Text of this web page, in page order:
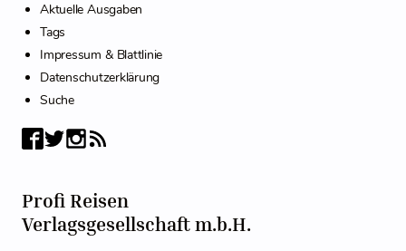
Aktuelle Ausgaben
Tags
Impressum & Blattlinie
Datenschutzerklärung
Suche
Profi Reisen
Verlagsgesellschaft m.b.H.